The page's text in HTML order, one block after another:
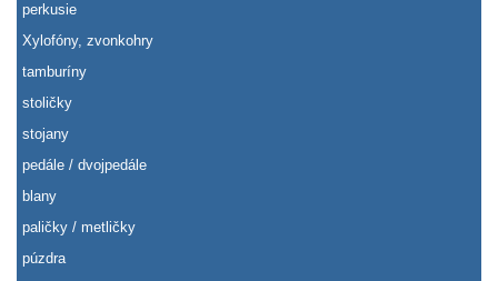
perkusie
Xylofóny, zvonkohry
tamburíny
stoličky
stojany
pedále / dvojpedále
blany
paličky / metličky
púzdra